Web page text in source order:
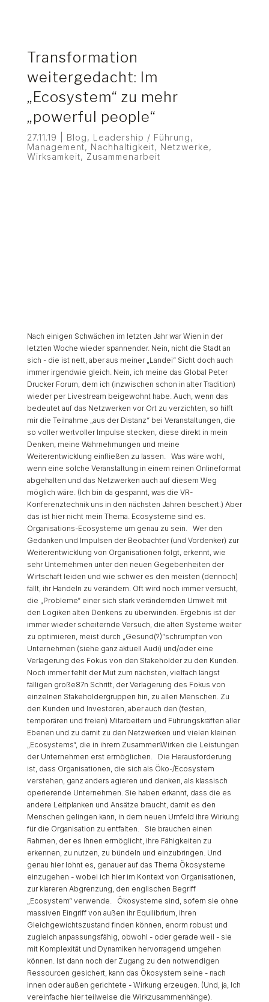
Transformation
weitergedacht: Im
„Ecosystem“ zu mehr
„powerful people“
27.11.19 Blog, Leadership / Führung,
Management, Nachhaltigkeit, Netzwerke,
Wirksamkeit, Zusammenarbeit
Nach einigen Schwächen im letzten Jahr war Wien in der
letzten Woche wieder spannender. Nein, nicht die Stadt an
sich - die ist nett, aber aus meiner „Landei“ Sicht doch auch
immer irgendwie gleich. Nein, ich meine das Global Peter
Drucker Forum, dem ich (inzwischen schon in alter Tradition)
wieder per Livestream beigewohnt habe. Auch, wenn das
bedeutet auf das Netzwerken vor Ort zu verzichten, so hilft
mir die Teilnahme „aus der Distanz“ bei Veranstaltungen, die
so voller wertvoller Impulse stecken, diese direkt in mein
Denken, meine Wahrnehmungen und meine
Weiterentwicklung einfließen zu lassen. Was wäre wohl,
wenn eine solche Veranstaltung in einem reinen Onlineformat
abgehalten und das Netzwerken auch auf diesem Weg
möglich wäre. (Ich bin da gespannt, was die VR-
Konferenztechnik uns in den nächsten Jahren beschert.) Aber
das ist hier nicht mein Thema. Ecosysteme sind es.
Organisations-Ecosysteme um genau zu sein. Wer den
Gedanken und Impulsen der Beobachter (und Vordenker) zur
Weiterentwicklung von Organisationen folgt, erkennt, wie
sehr Unternehmen unter den neuen Gegebenheiten der
Wirtschaft leiden und wie schwer es den meisten (dennoch)
fällt, ihr Handeln zu verändern. Oft wird noch immer versucht,
die „Probleme“ einer sich stark verändernden Umwelt mit
den Logiken alten Denkens zu überwinden. Ergebnis ist der
immer wieder scheiternde Versuch, die alten Systeme weiter
zu optimieren, meist durch „Gesund(?)“schrumpfen von
Unternehmen (siehe ganz aktuell Audi) und/oder eine
Verlagerung des Fokus von den Stakeholder zu den Kunden.
Noch immer fehlt der Mut zum nächsten, vielfach längst
fälligen große87n Schritt, der Verlagerung des Fokus von
einzelnen Stakeholdergruppen hin, zu allen Menschen. Zu
den Kunden und Investoren, aber auch den (festen,
temporären und freien) Mitarbeitern und Führungskräften aller
Ebenen und zu damit zu den Netzwerken und vielen kleinen
„Ecosystems“, die in ihrem ZusammenWirken die Leistungen
der Unternehmen erst ermöglichen. Die Herausforderung
ist, dass Organisationen, die sich als Öko-/Ecosystem
verstehen, ganz anders agieren und denken, als klassisch
operierende Unternehmen. Sie haben erkannt, dass die es
andere Leitplanken und Ansätze braucht, damit es den
Menschen gelingen kann, in dem neuen Umfeld ihre Wirkung
für die Organisation zu entfalten. Sie brauchen einen
Rahmen, der es Ihnen ermöglicht, ihre Fähigkeiten zu
erkennen, zu nutzen, zu bündeln und einzubringen. Und
genau hier lohnt es, genauer auf das Thema Ökosysteme
einzugehen - wobei ich hier im Kontext von Organisationen,
zur klareren Abgrenzung, den englischen Begriff
„Ecosystem“ verwende. Ökosysteme sind, sofern sie ohne
massiven Eingriff von außen ihr Equilibrium, ihren
Gleichgewichtszustand finden können, enorm robust und
zugleich anpassungsfähig, obwohl - oder gerade weil - sie
mit Komplexität und Dynamiken hervorragend umgehen
können. Ist dann noch der Zugang zu den notwendigen
Ressourcen gesichert, kann das Ökosystem seine - nach
innen oder außen gerichtete - Wirkung erzeugen. (Und, ja, Ich
vereinfache hier teilweise die Wirkzusammenhänge).